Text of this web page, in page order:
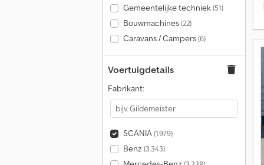
Gemeentelijke techniek(51)
Bouwmachines(22)
Caravans / Campers(6)
Voertuigdetails
Fabrikant:
SCANIA(1.979)
Benz (3.343)